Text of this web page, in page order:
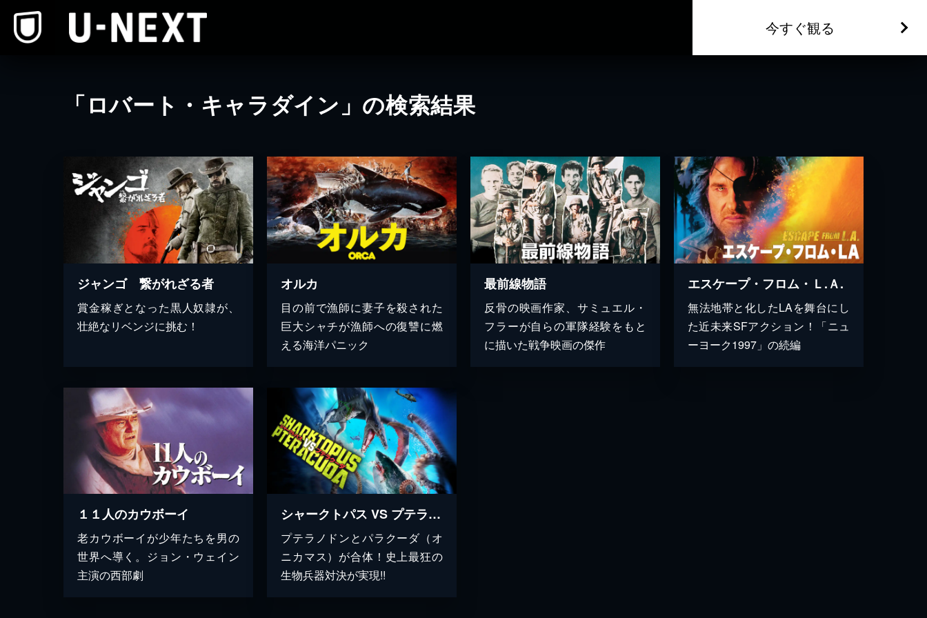
今すぐ観る
「ロバート・キャラダイン」の検索結果
ジャンゴ 繋がれざる者
賞金稼ぎとなった黒人奴隷が、
壮絶なリベンジに挑む！
オルカ
目の前で漁師に妻子を殺された
巨大シャチが漁師への復讐に燃
える海洋パニック
最前線物語
反骨の映画作家、サミュエル・
フラーが自らの軍隊経験をもと
に描いた戦争映画の傑作
エスケープ・フロム・Ｌ.Ａ.
無法地帯と化したLAを舞台にし
た近未来SFアクション！「ニュ
ーヨーク1997」の続編
１１人のカウボーイ
老カウボーイが少年たちを男の
世界へ導く。ジョン・ウェイン
主演の西部劇
シャークトパス VS プテラクーダ
プテラノドンとパラクーダ（オ
ニカマス）が合体！史上最狂の
生物兵器対決が実現!!